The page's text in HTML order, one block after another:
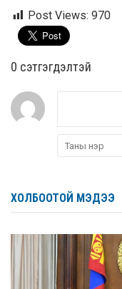
Post Views: 970
0 cэтгэгдэлтэй
ХОЛБООТОЙ МЭДЭЭ